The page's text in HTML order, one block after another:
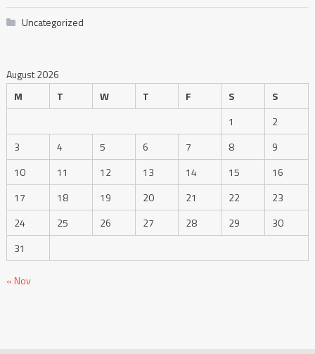
Uncategorized
August 2026
M
T W T F S
S
1
2
3
4 5 6 7 8
9
10
11 12 13 14 15
16
17
18 19 20 21 22
23
24
25 26 27 28 29
30
31
« Nov